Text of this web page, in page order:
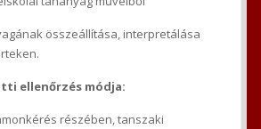
összeállítása, interpretálása
ellenőrzés módja:
részében, tanszaki